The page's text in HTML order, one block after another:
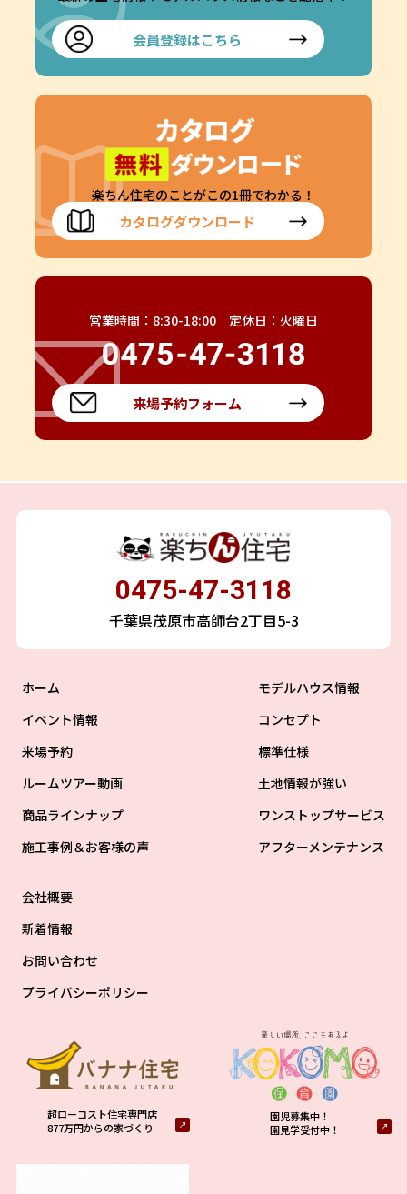
会員登録はこちら
楽ちん住宅のことがこの1冊でわかる！
カタログダウンロード
営業時間：8:30-18:00 定休日：火曜日
来場予約フォーム
0475-47-3118
千葉県茂原市高師台2丁目5-3
ホーム
イベント情報
来場予約
ルームツアー動画
商品ラインナップ
施工事例＆お客様の声
モデルハウス情報
コンセプト
標準仕様
土地情報が強い
ワンストップサービス
アフターメンテナンス
会社概要
新着情報
お問い合わせ
プライバシーポリシー
超ローコスト住宅専門店
877万円からの家づくり
園児募集中！
園見学受付中！